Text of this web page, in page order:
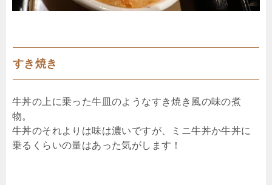
すき焼き
牛丼の上に乗った牛皿のようなすき焼き風の味の煮
物。
牛丼のそれよりは味は濃いですが、ミニ牛丼か牛丼に
乗るくらいの量はあった気がします！